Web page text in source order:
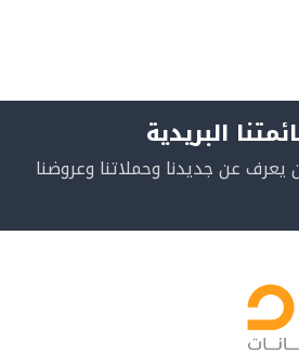
البريدية
عن جديدنا وحملاتنا وعروضنا